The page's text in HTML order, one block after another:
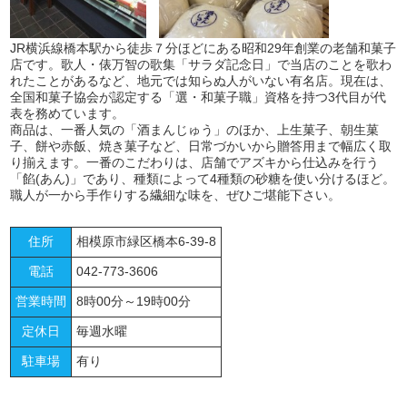
JR横浜線橋本駅から徒歩７分ほどにある昭和29年創業の老舗和菓子
店です。歌人・俵万智の歌集「サラダ記念日」で当店のことを歌わ
れたことがあるなど、地元では知らぬ人がいない有名店。現在は、
全国和菓子協会が認定する「選・和菓子職」資格を持つ3代目が代
表を務めています。
商品は、一番人気の「酒まんじゅう」のほか、上生菓子、朝生菓
子、餅や赤飯、焼き菓子など、日常づかいから贈答用まで幅広く取
り揃えます。一番のこだわりは、店舗でアズキから仕込みを行う
「餡(あん)」であり、種類によって4種類の砂糖を使い分けるほど。
職人が一から手作りする繊細な味を、ぜひご堪能下さい。
住所 相模原市緑区橋本6-39-8
電話 042-773-3606
営業時間 8時00分～19時00分
定休日 毎週水曜
駐車場 有り